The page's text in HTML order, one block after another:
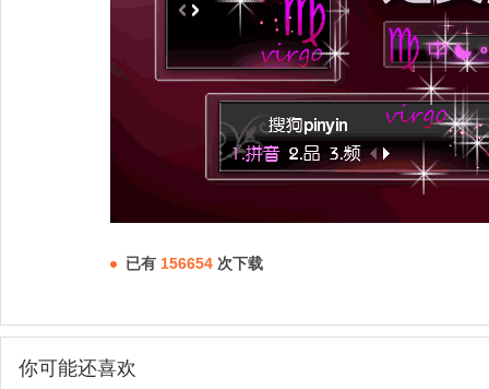
已有 156654 次下载
你可能还喜欢